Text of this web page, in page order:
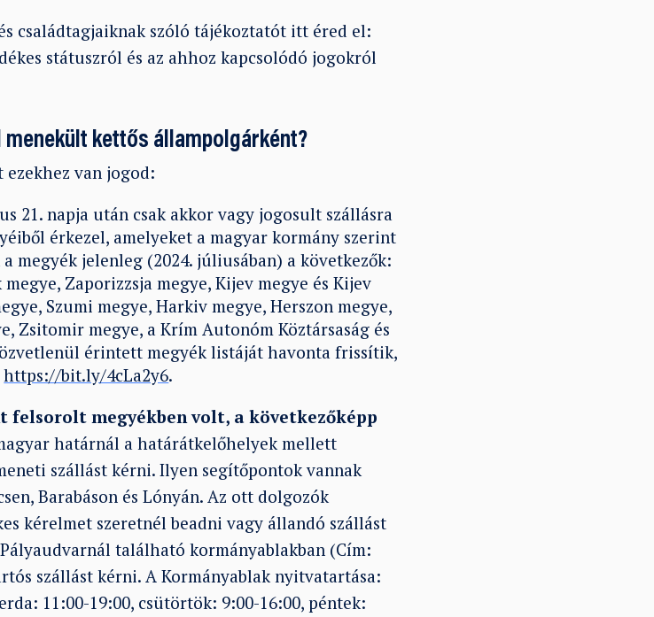
családtagjaiknak szóló tájékoztatót itt éred el:
státuszról és az ahhoz kapcsolódó jogokról
kettős állampolgárként?
van jogod:
21. napja után csak akkor vagy jogosult szállásra
érkezel, amelyeket a magyar kormány szerint
megyék jelenleg (2024. júliusában) a következők:
Zaporizzsja megye, Kijev megye és Kijev
Szumi megye, Harkiv megye, Herszon megye,
Zsitomir megye, a Krím Autonóm Köztársaság és
érintett megyék listáját havonta frissítik,
https://bit.ly/4cLa2y6.
felsorolt megyékben volt, a következőképp
határnál a határátkelőhelyek mellett
szállást kérni. Ilyen segítőpontok vannak
Barabáson és Lónyán. Az ott dolgozók
kérelmet szeretnél beadni vagy állandó szállást
található kormányablakban (Cím:
szállást kérni. A Kormányablak nyitvatartása:
11:00-19:00, csütörtök: 9:00-16:00, péntek: